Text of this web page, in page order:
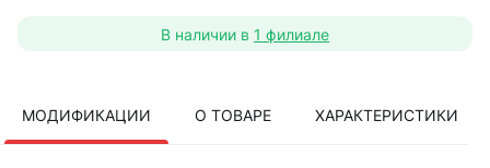
В наличии в 1 филиале
МОДИФИКАЦИИ О ТОВАРЕ ХАРАКТЕРИСТИКИ